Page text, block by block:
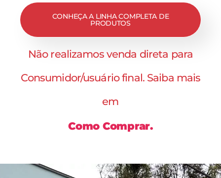
CONHEÇA A LINHA COMPLETA DE
PRODUTOS
Não realizamos venda direta para
Consumidor/usuário final. Saiba mais
em
Como Comprar.